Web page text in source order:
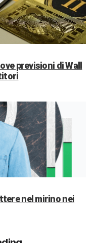
previsioni di Wall
nel mirino nei